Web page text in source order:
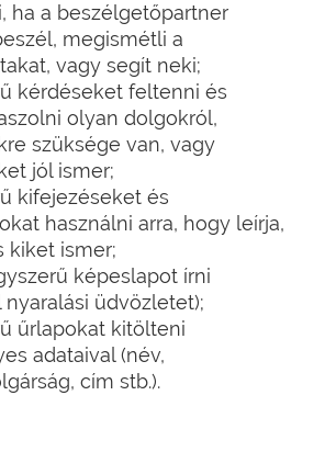
ha a beszélgetőpartner
megismétli a
vagy segít neki;
kérdéseket feltenni és
olyan dolgokról,
szüksége van, vagy
jól ismer;
kifejezéseket és
használni arra, hogy leírja,
kiket ismer;
képeslapot írni
nyaralási üdvözletet);
űrlapokat kitölteni
adataival (név,
cím stb.).